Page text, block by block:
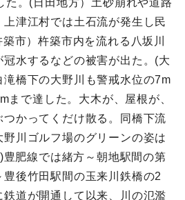
津江村では土石流が発生し民
市）杵築市内を流れる八坂川
冠水するなどの被害が出た。(大
橋下の大野川も警戒水位の7m
まで達した。大木が、屋根が、
かってくだけ散る。同橋下流
川ゴルフ場のグリーンの姿は
肥線では緒方～朝地駅間の第
後竹田駅間の玉来川鉄橋の2
道が開通して以来、川の氾濫